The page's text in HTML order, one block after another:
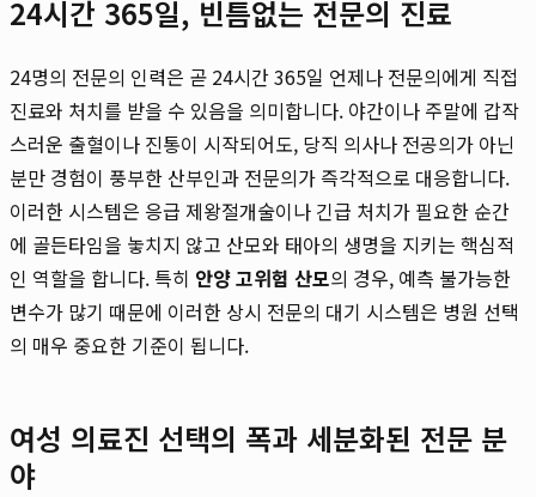
24시간 365일, 빈틈없는 전문의 진료
24명의 전문의 인력은 곧 24시간 365일 언제나 전문의에게 직접
진료와 처치를 받을 수 있음을 의미합니다. 야간이나 주말에 갑작
스러운 출혈이나 진통이 시작되어도, 당직 의사나 전공의가 아닌
분만 경험이 풍부한 산부인과 전문의가 즉각적으로 대응합니다.
이러한 시스템은 응급 제왕절개술이나 긴급 처치가 필요한 순간
에 골든타임을 놓치지 않고 산모와 태아의 생명을 지키는 핵심적
인 역할을 합니다. 특히 안양 고위험 산모의 경우, 예측 불가능한
변수가 많기 때문에 이러한 상시 전문의 대기 시스템은 병원 선택
의 매우 중요한 기준이 됩니다.
여성 의료진 선택의 폭과 세분화된 전문 분
야